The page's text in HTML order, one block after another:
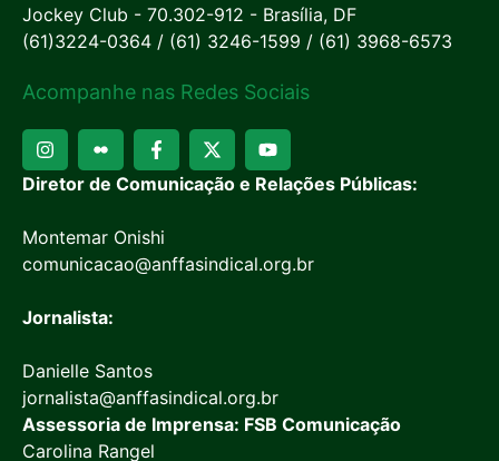
Jockey Club - 70.302-912 - Brasília, DF
(61)3224-0364 / (61) 3246-1599 / (61) 3968-6573
Acompanhe nas Redes Sociais
Diretor de Comunicação e Relações Públicas:
Montemar Onishi
comunicacao@anffasindical.org.br
Jornalista:
Danielle Santos
jornalista@anffasindical.org.br
Assessoria de Imprensa: FSB Comunicação
Carolina Rangel